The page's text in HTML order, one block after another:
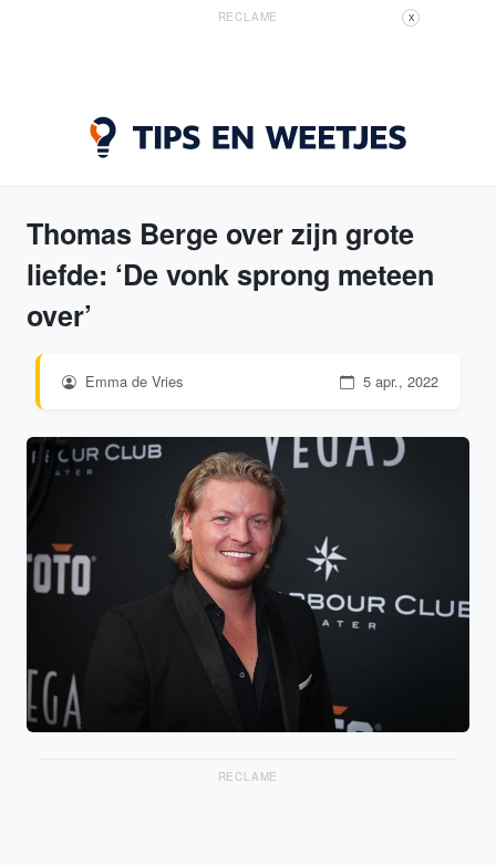
RECLAME X
Thomas Berge over zijn grote
liefde: ‘De vonk sprong meteen
over’
Emma de Vries 5 apr., 2022
RECLAME